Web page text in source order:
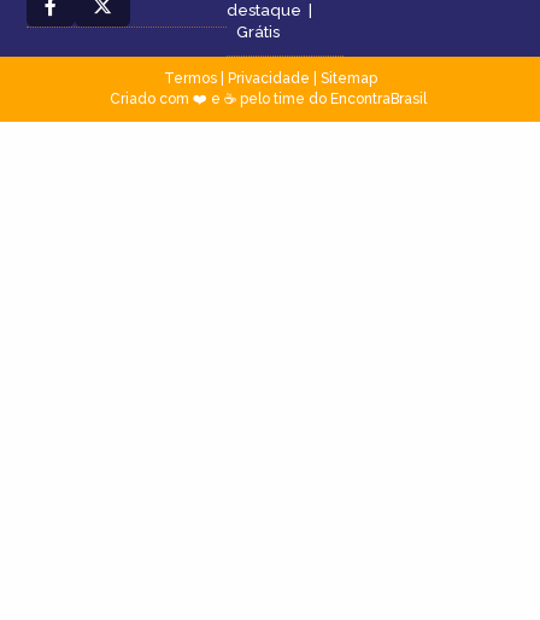
destaque
Grátis
Termos| Privacidade
Sitemap
Criado com ❤️ e ☕ pelo time do EncontraBrasil